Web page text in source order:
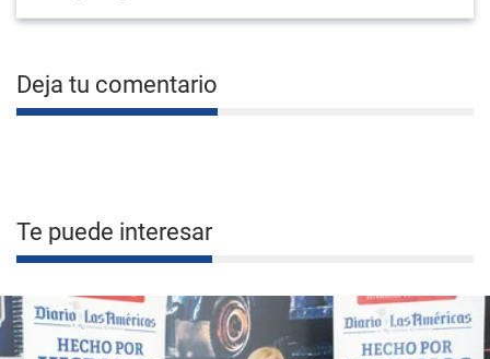
Deja tu comentario
Te puede interesar